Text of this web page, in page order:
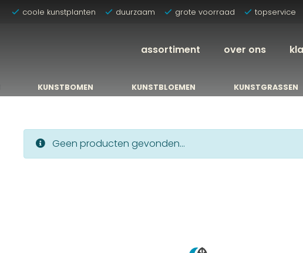
coole kunstplanten duurzaam grote voorraad topservice
assortiment over ons
KUNSTBOMEN KUNSTBLOEMEN KUNSTGRASSEN
KUNSTBOMEN KUNSTBLOEMEN KUNSTGRASSEN
Geen producten gevonden...